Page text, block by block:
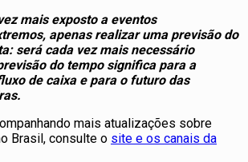
mais exposto a eventos
apenas realizar uma previsão do
será cada vez mais necessário
do tempo significa para a
de caixa e para o futuro das
mais atualizações sobre
Brasil, consulte o site e os canais da